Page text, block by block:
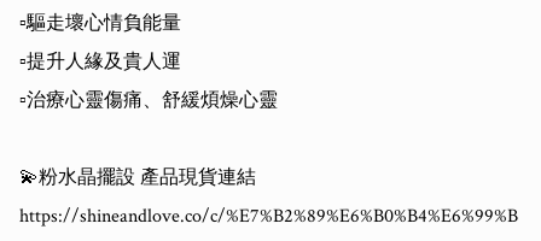
▫️驅走壞心情負能量
▫️提升人緣及貴人運
▫️治療心靈傷痛、舒緩煩燥心靈
💫粉水晶擺設 產品現貨連結
https://shineandlove.co/c/%E7%B2%89%E6%B0%B4%E6%99%B